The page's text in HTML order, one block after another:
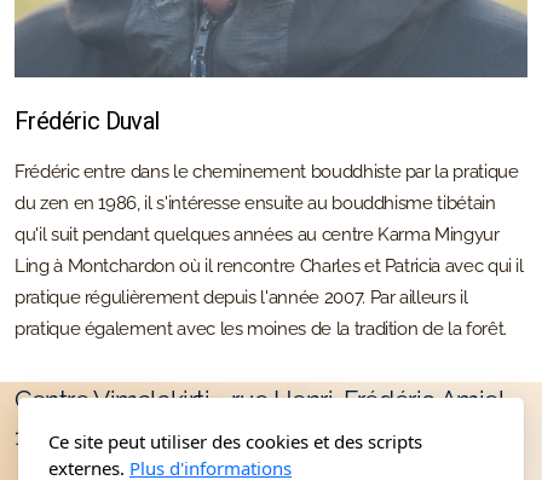
Frédéric Duval
Frédéric entre dans le cheminement bouddhiste par la pratique
du zen en 1986, il s'intéresse ensuite au bouddhisme tibétain
qu'il suit pendant quelques années au centre Karma Mingyur
Ling à Montchardon où il rencontre Charles et Patricia avec qui il
pratique régulièrement depuis l'année 2007. Par ailleurs il
pratique également avec les moines de la tradition de la forêt.
Centre Vimalakirti - rue Henri-Frédéric Amiel
10, 1203 Genève
Ce site peut utiliser des cookies et des scripts
externes. Plus d'informations